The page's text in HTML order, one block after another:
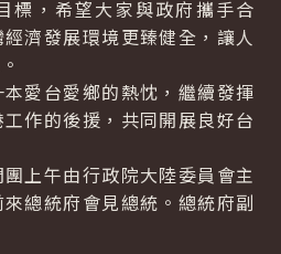
標，希望大家與政府攜手合
濟發展環境更臻健全，讓人
愛台愛鄉的熱忱，繼續發揮
作的後援，共同開展良好台
上午由行政院大陸委員會主
總統府會見總統。總統府副